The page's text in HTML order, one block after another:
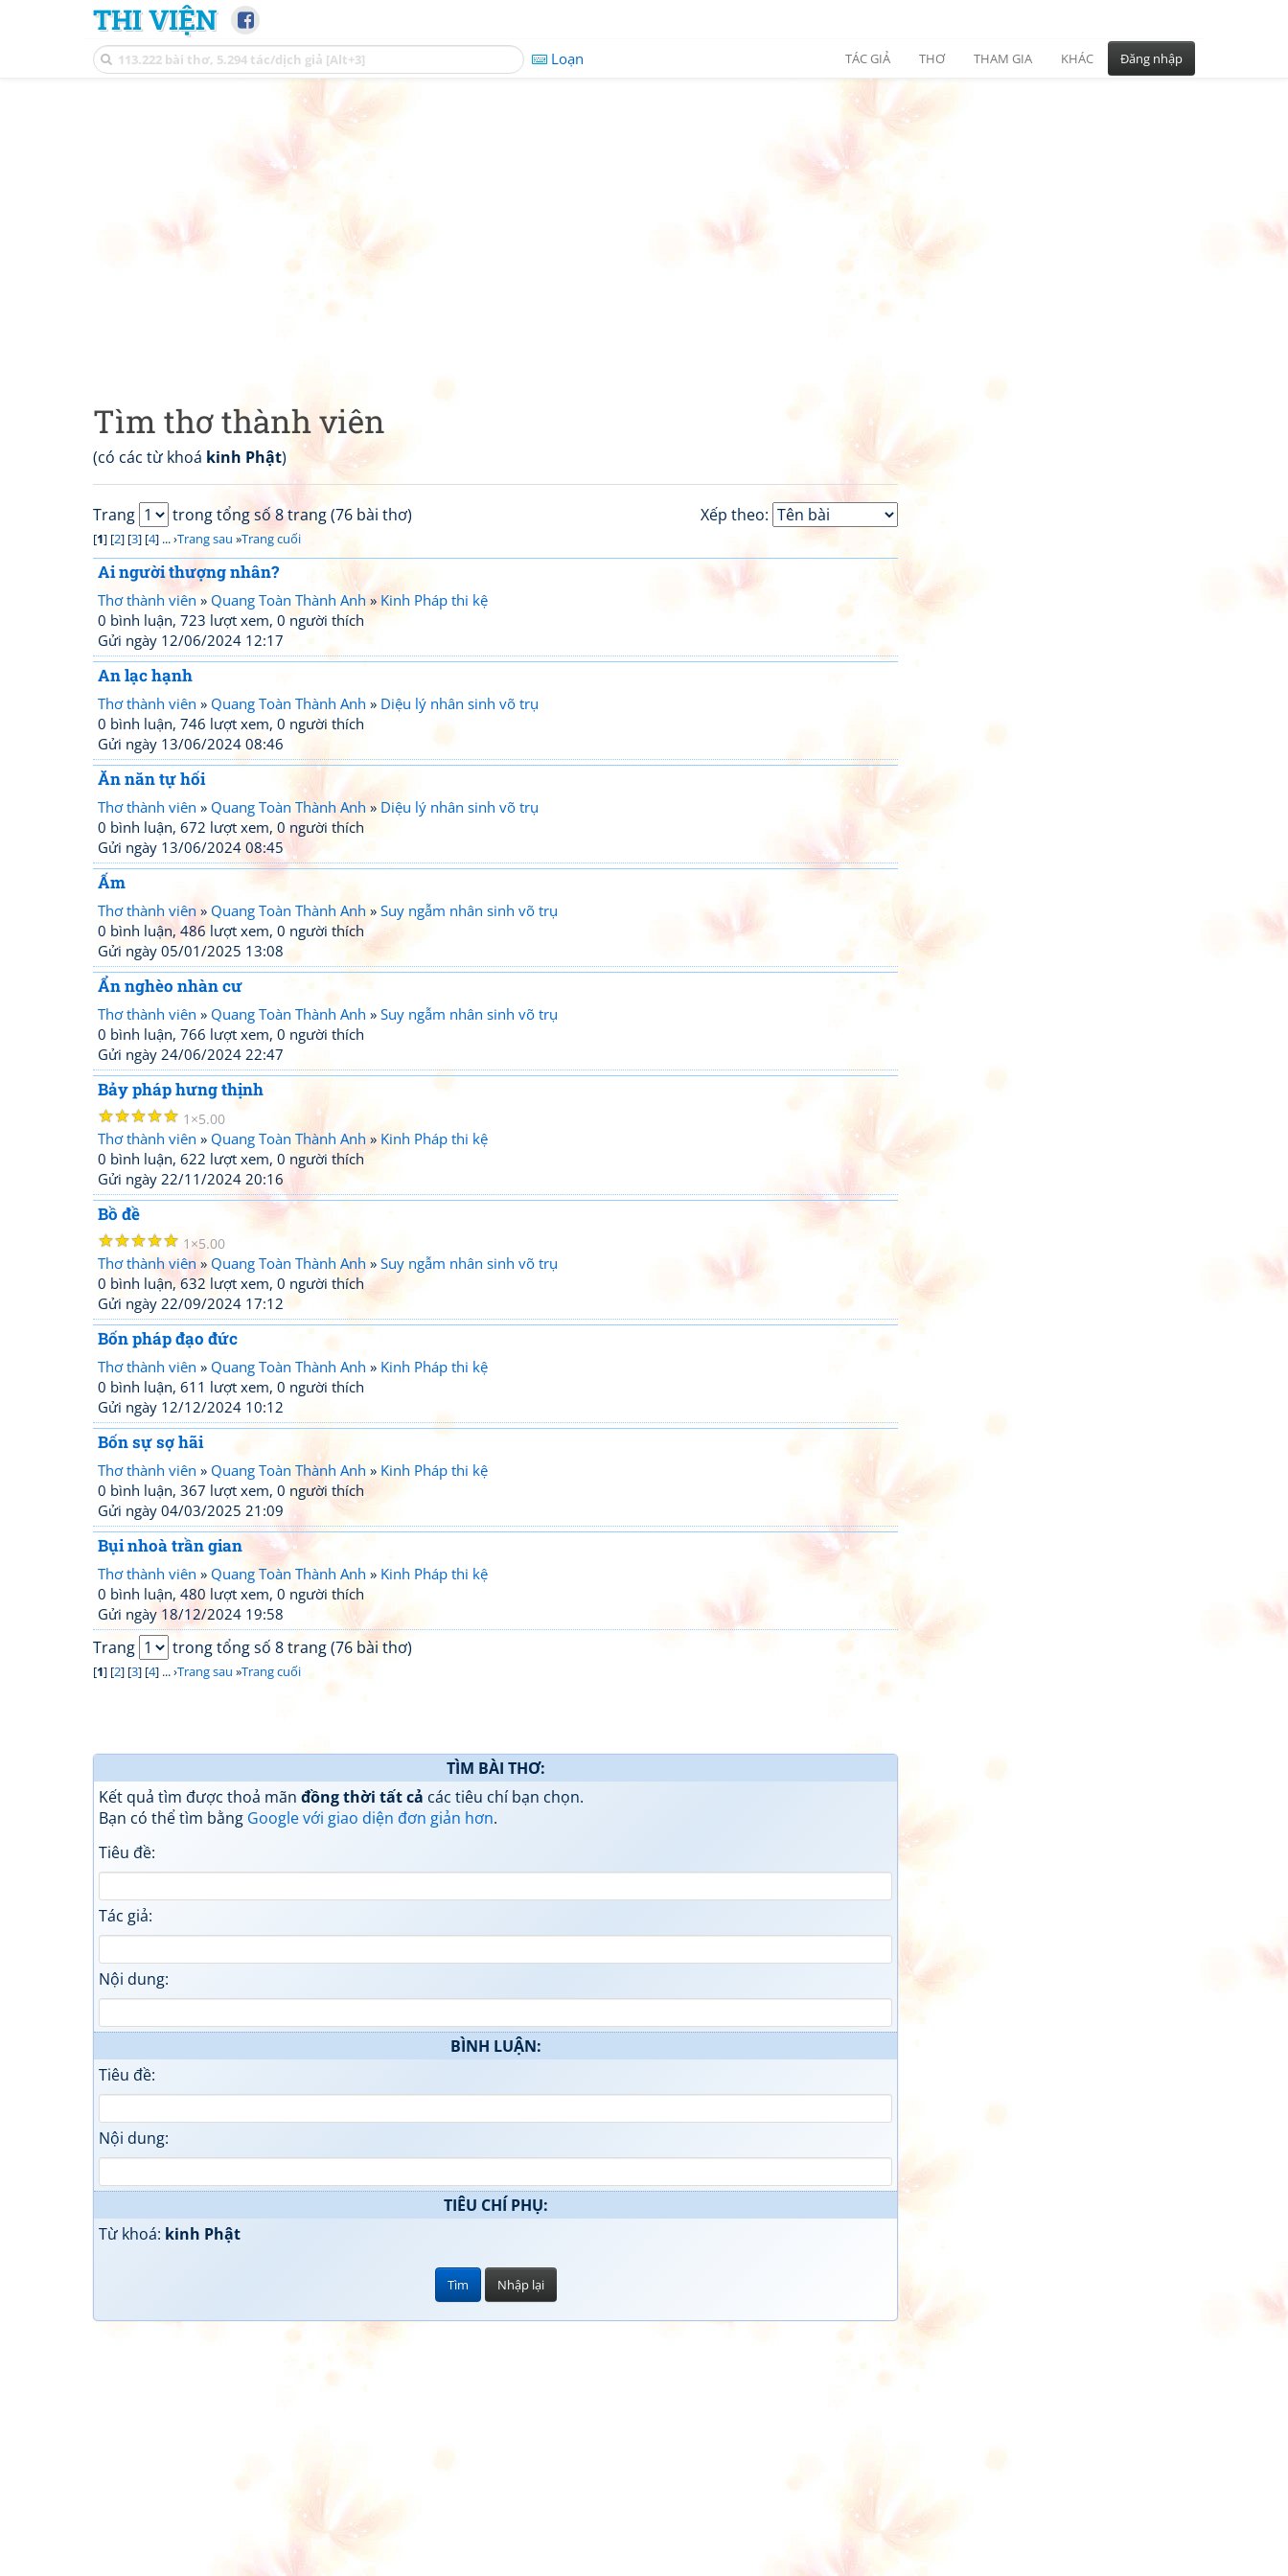
THI VIỆN
Loạn TÁC GIẢ THƠ THAM GIA KHÁC Đăng nhập
Tìm thơ thành viên
(có các từ khoá kinh Phật)
Xếp theo:
Trang trong tổng số 8 trang (76 bài thơ)
[1] [2] [3] [4] ... ›Trang sau »Trang cuối
Ai người thượng nhân?
Thơ thành viên » Quang Toàn Thành Anh» Kinh Pháp thi kệ
0 bình luận, 723 lượt xem, 0 người thích
Gửi ngày 12/06/2024 12:17
An lạc hạnh
Thơ thành viên » Quang Toàn Thành Anh » Diệu lý nhân sinh võ trụ
0 bình luận, 746 lượt xem, 0 người thích
Gửi ngày 13/06/2024 08:46
Ăn năn tự hối
Thơ thành viên » Quang Toàn Thành Anh » Diệu lý nhân sinh võ trụ
0 bình luận, 672 lượt xem, 0 người thích
Gửi ngày 13/06/2024 08:45
Ấm
Thơ thành viên » Quang Toàn Thành Anh » Suy ngẫm nhân sinh võ trụ
0 bình luận, 486 lượt xem, 0 người thích
Gửi ngày 05/01/2025 13:08
Ẩn nghèo nhàn cư
Thơ thành viên » Quang Toàn Thành Anh » Suy ngẫm nhân sinh võ trụ
0 bình luận, 766 lượt xem, 0 người thích
Gửi ngày 24/06/2024 22:47
Bảy pháp hưng thịnh
☆
☆
☆
☆
☆ 1 5.00
Thơ thành viên » Quang Toàn Thành Anh » Kinh Pháp thi kệ
0 bình luận, 622 lượt xem, 0 người thích
Gửi ngày 22/11/2024 20:16
Bồ đề
☆
☆
☆
☆
☆ 1 5.00
Thơ thành viên » Quang Toàn Thành Anh » Suy ngẫm nhân sinh võ trụ
0 bình luận, 632 lượt xem, 0 người thích
Gửi ngày 22/09/2024 17:12
Bốn pháp đạo đức
Thơ thành viên » Quang Toàn Thành Anh » Kinh Pháp thi kệ
0 bình luận, 611 lượt xem, 0 người thích
Gửi ngày 12/12/2024 10:12
Bốn sự sợ hãi
Thơ thành viên » Quang Toàn Thành Anh » Kinh Pháp thi kệ
0 bình luận, 367 lượt xem, 0 người thích
Gửi ngày 04/03/2025 21:09
Bụi nhoà trần gian
Thơ thành viên » Quang Toàn Thành Anh » Kinh Pháp thi kệ
0 bình luận, 480 lượt xem, 0 người thích
Gửi ngày 18/12/2024 19:58
Trang trong tổng số 8 trang (76 bài thơ)
[1] [2] [3] [4] ... ›Trang sau »Trang cuối
TÌM BÀI THƠ:
Kết quả tìm được thoả mãn đồng thời tất cả các tiêu chí bạn chọn.
Bạn có thể tìm bằng Google với giao diện đơn giản hơn.
Tiêu đề:
Tác giả:
Nội dung:
BÌNH LUẬN:
Tiêu đề:
Nội dung:
TIÊU CHÍ PHỤ:
Từ khoá: kinh Phật